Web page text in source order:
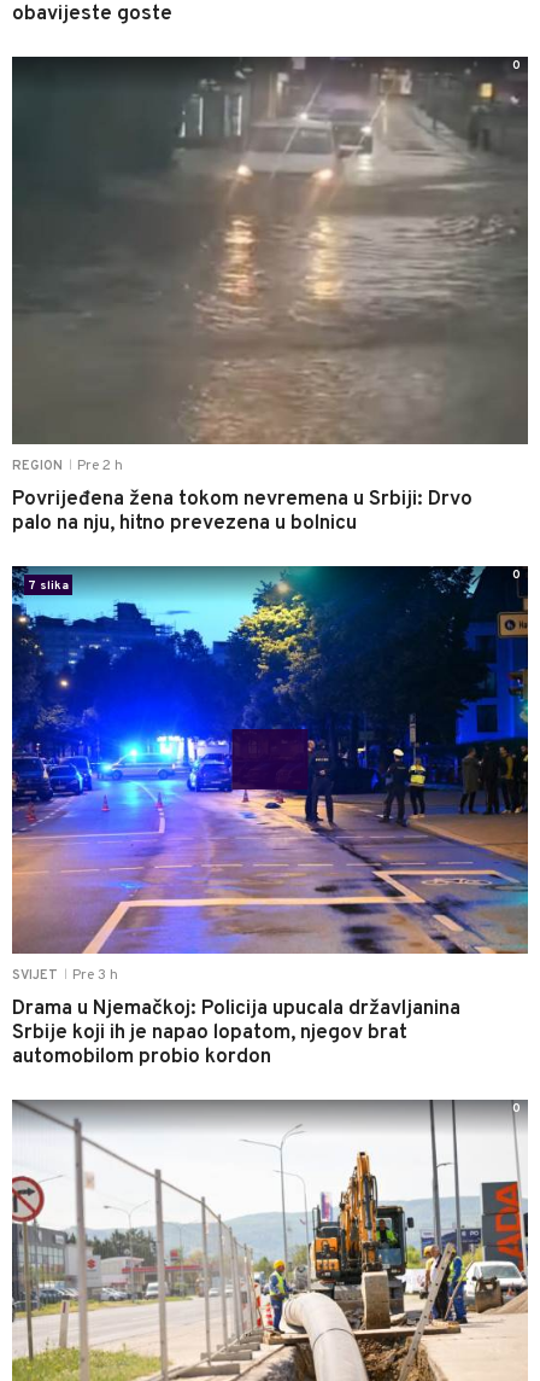
obavijeste goste
REGION Pre 2 h
Povrijeđena žena tokom nevremena u Srbiji: Drvo
palo na nju, hitno prevezena u bolnicu
0
SVIJET Pre 3 h
Drama u Njemačkoj: Policija upucala državljanina
Srbije koji ih je napao lopatom, njegov brat
automobilom probio kordon
7 slika
0
0